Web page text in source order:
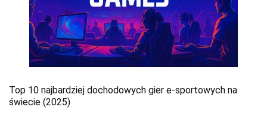
Top 10 najbardziej dochodowych gier e-sportowych na
świecie (2025)